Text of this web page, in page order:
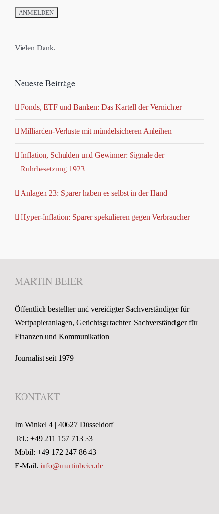
Vielen Dank.
Neueste Beiträge
Fonds, ETF und Banken: Das Kartell der Vernichter
Milliarden-Verluste mit mündelsicheren Anleihen
Inflation, Schulden und Gewinner: Signale der
Ruhrbesetzung 1923
Anlagen 23: Sparer haben es selbst in der Hand
Hyper-Inflation: Sparer spekulieren gegen Verbraucher
MARTIN BEIER
Öffentlich bestellter und vereidigter Sachverständiger für
Wertpapieranlagen, Gerichtsgutachter, Sachverständiger für
Finanzen und Kommunikation
Journalist seit 1979
KONTAKT
Im Winkel 4 | 40627 Düsseldorf
Tel.: +49 211 157 713 33
Mobil: +49 172 247 86 43
E-Mail: info@martinbeier.de